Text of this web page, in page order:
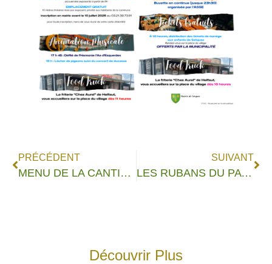
PRÉCÉDENT
MENU DE LA CANTINE SCOLAIRE
SUIVANT
LES RUBANS DU PAYS DE LUMBRES
Découvrir Plus